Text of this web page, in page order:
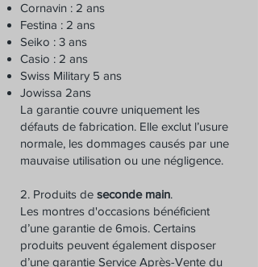
Cornavin : 2 ans
Festina : 2 ans
Seiko : 3 ans
Casio : 2 ans
Swiss Military 5 ans
Jowissa 2ans
La garantie couvre uniquement les
défauts de fabrication. Elle exclut l’usure
normale, les dommages causés par une
mauvaise utilisation ou une négligence.
2. Produits de seconde main.
Les montres d'occasions bénéficient
d’une garantie de 6mois. Certains
produits peuvent également disposer
d’une garantie Service Après-Vente du